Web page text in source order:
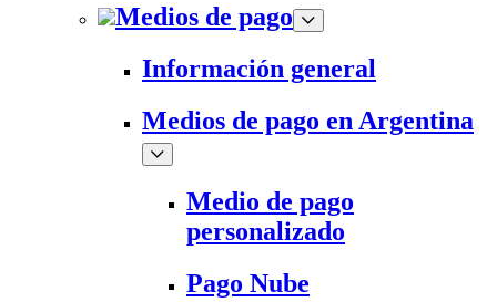
Medios de pago
Información general
Medios de pago en Argentina
Medio de pago
personalizado
Pago Nube